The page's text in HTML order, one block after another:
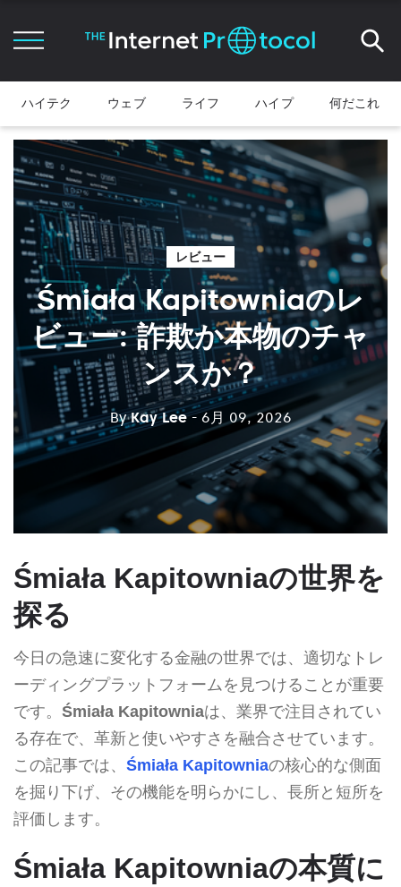
ハイテク ウェブ ライフ ハイプ 何だこれ
レビュー
Śmiała Kapitowniaのレ
ビュー: 詐欺か本物のチャ
ンスか？
ByKay Lee - 6月 09, 2026
Śmiała Kapitowniaの世界を
探る
今日の急速に変化する金融の世界では、適切なトレ
ーディングプラットフォームを見つけることが重要
です。 Śmiała Kapitowniaは、業界で注目されてい
る存在で、革新と使いやすさを融合させています。
この記事では、 Śmiała Kapitowniaの核心的な側面
を掘り下げ、その機能を明らかにし、長所と短所を
評価します。
Śmiała Kapitowniaの本質に